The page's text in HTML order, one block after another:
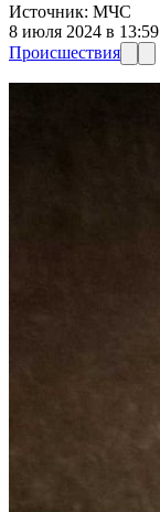
Источник: МЧС
8 июля 2024 в 13:59
Происшествия